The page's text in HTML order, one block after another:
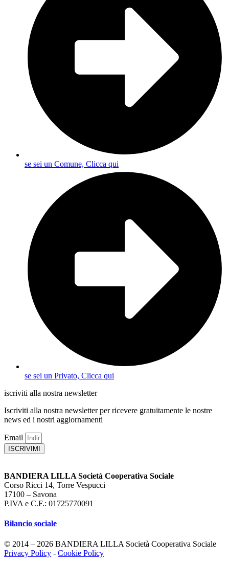
se sei un Comune, Clicca qui
se sei un Privato, Clicca qui
iscriviti alla nostra newsletter
Iscriviti alla nostra newsletter per ricevere gratuitamente le nostre
news ed i nostri aggiornamenti
Email
ISCRIVIMI
BANDIERA LILLA Società Cooperativa Sociale
Corso Ricci 14, Torre Vespucci
17100 – Savona
P.IVA e C.F.: 01725770091
Bilancio sociale
© 2014 – 2026 BANDIERA LILLA Società Cooperativa Sociale
Privacy Policy - Cookie Policy